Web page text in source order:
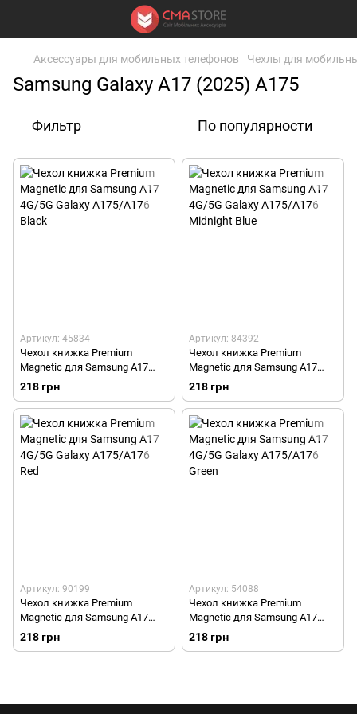
Аксессуары для мобильных телефонов Чехлы для
Samsung Galaxy A17 (2025) A175
Фильтр По популярности
Артикул: 45834
Чехол книжка Premium
Magnetic для Samsung A17
4G/5G Galaxy A175/A176 Black
218 грн
Артикул: 84392
Чехол книжка Premium
Magnetic для Samsung A17
4G/5G Galaxy A175/A176
Midnight Blue
218 грн
Артикул: 90199
Чехол книжка Premium
Magnetic для Samsung A17
4G/5G Galaxy A175/A176 Red
218 грн
Артикул: 54088
Чехол книжка Premium
Magnetic для Samsung A17
4G/5G Galaxy A175/A176 Green
218 грн